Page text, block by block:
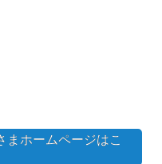
まホームページはこ